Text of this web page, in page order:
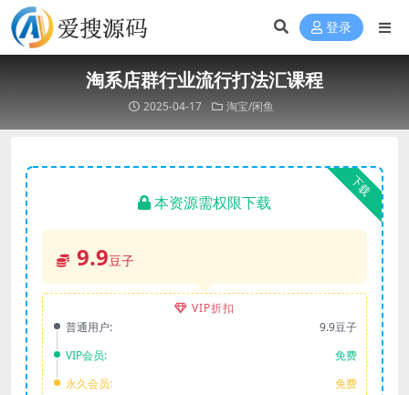
登录
淘系店群行业流行打法汇课程
2025-04-17 淘宝/闲鱼
下载
本资源需权限下载
9.9豆子
VIP折扣
普通用户:
9.9豆子
VIP会员:
免费
永久会员:
免费